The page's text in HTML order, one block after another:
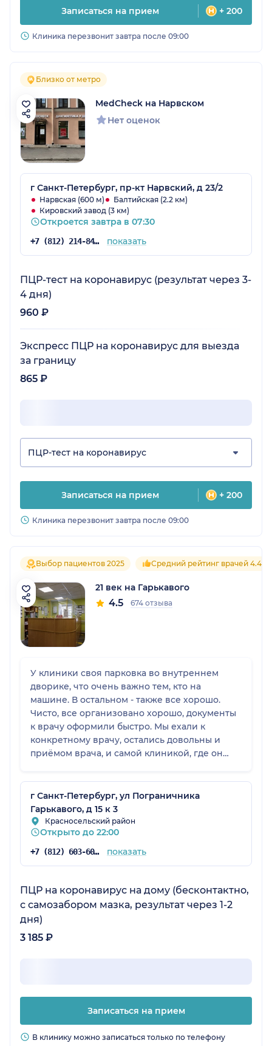
Записаться на прием + 200
Клиника перезвонит завтра после 09:00
Близко от метро
MedCheck на Нарвском
Нет оценок
г Санкт-Петербург, пр-кт Нарвский, д 23/2
Нарвская (600 м)
Балтийская (2.2 км)
Кировский завод (3 км)
Откроется завтра в 07:30
+7 (812) 214-84-90 показать
ПЦР-тест на коронавирус (результат через 3-
4 дня)
960 ₽
Экспресс ПЦР на коронавирус для выезда
за границу
865 ₽
ПЦР-тест на коронавирус
Записаться на прием + 200
Клиника перезвонит завтра после 09:00
Выбор пациентов 2025 Средний рейтинг врачей 4.4
21 век на Гарькавого
4.5 674 отзыва
У клиники своя парковка во внутреннем
дворике, что очень важно тем, кто на
машине. В остальном - также все хорошо.
Чисто, все организовано хорошо, документы
к врачу оформили быстро. Мы ехали к
конкретному врачу, остались довольны и
приёмом врача, и самой клиникой, где он
г Санкт-Петербург, ул Пограничника
Гарькавого, д 15 к 3
Красносельский район
Открыто до 22:00
+7 (812) 603-60-42 показать
ПЦР на коронавирус на дому (бесконтактно,
с самозабором мазка, результат через 1-2
дня)
3 185 ₽
Записаться на прием
В клинику можно записаться только по телефону